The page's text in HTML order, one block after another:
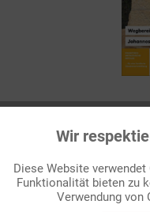
Passende Stichworte
Funktionale
Marketing
Wir
Diese Website
Funktionalität bieten zu
Verwendung von